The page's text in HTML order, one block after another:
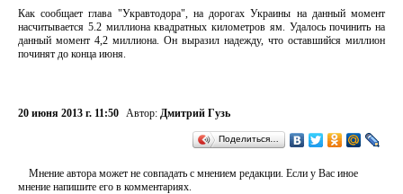
Как сообщает глава "Укравтодора", на дорогах Украины на данный момент
насчитывается 5.2 миллиона квадратных километров ям. Удалось починить на
данный момент 4,2 миллиона. Он выразил надежду, что оставшийся миллион
починят до конца июня.
20 июня 2013 г. 11:50 Автор: Дмитрий Гузь
Поделиться…
Мнение автора может не совпадать с мнением редакции. Если у Вас иное
мнение напишите его в комментариях.